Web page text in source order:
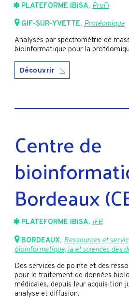
PLATEFORME IBiSA, ProFI
GIF-SUR-YVETTE, Protéomique
Analyses par spectrométrie de
bioinformatique pour la
Découvrir
Centre de
Bordeaux
PLATEFORME IBiSA, IFB
BORDEAUX, Ressources et
bioinformatique, ia et sciences des
Des services de pointe et des
pour le traitement de données
médicales, depuis leur acquisition
analyse et diffusion.